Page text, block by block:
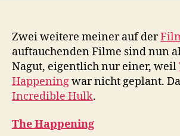
Zwei weitere meiner auf der
auftauchenden Filme sind nun
Nagut, eigentlich nur einer, weil
Happeningwar nicht geplant.
Incredible Hulk.
The Happening